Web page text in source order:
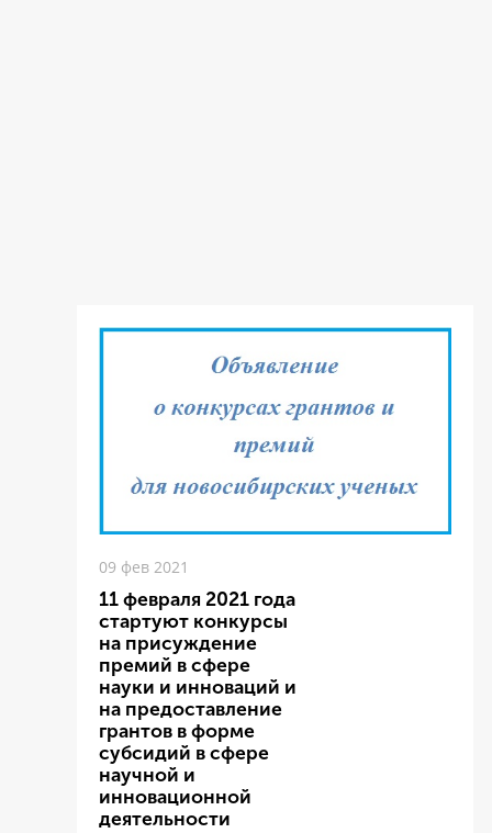
09 фев 2021
11 февраля 2021 года
стартуют конкурсы
на присуждение
премий в сфере
науки и инноваций и
на предоставление
грантов в форме
субсидий в сфере
научной и
инновационной
деятельности